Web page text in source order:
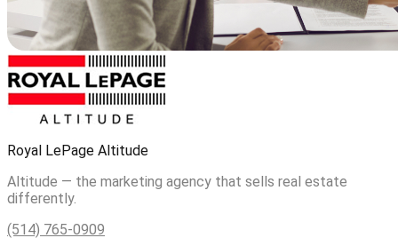
Royal LePage Altitude
Altitude — the marketing agency that sells real estate
differently.
(514) 765-0909